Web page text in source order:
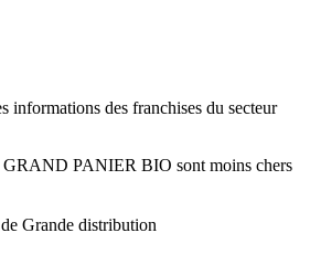
informations des franchises du secteur
GRAND PANIER BIO sont moins chers
Grande distribution